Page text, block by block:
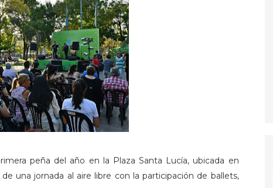
peña del año en la Plaza Santa Lucía, ubicada en
una jornada al aire libre con la participación de ballets,